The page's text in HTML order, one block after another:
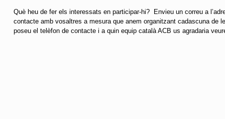
Què heu de fer els interessats en participar-hi? Envieu un correu a
contacte amb vosaltres a mesura que anem organitzant cadascuna de
poseu el telèfon de contacte i a quin equip català ACB us agradaria